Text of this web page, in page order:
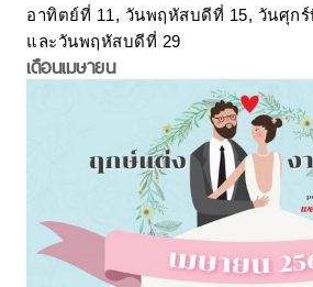
อาทิตย์ที่ 11, วันพฤหัสบดีที่ 15, วันศุก
และวันพฤหัสบดีที่ 29
เดือนเมษายน